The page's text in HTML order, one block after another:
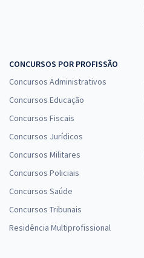
CONCURSOS POR PROFISSÃO
Concursos Administrativos
Concursos Educação
Concursos Fiscais
Concursos Jurídicos
Concursos Militares
Concursos Policiais
Concursos Saúde
Concursos Tribunais
Residência Multiprofissional